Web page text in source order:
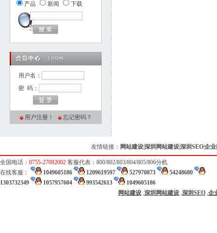
产品 新闻 下载
用户名：
密 码：
用户注册！ 忘记密码？
友情链接： 网站建设深圳网站建设深圳SEO企
全国电话： 0755-27092002 客服代表：800/802/803/804/805/806分机
在线客服：
1049605186 1209619597 527970873
54248680
1303732349
1057957604 993542613
1049605186
网站建设 ,深圳网站建设 ,深圳SEO ,企